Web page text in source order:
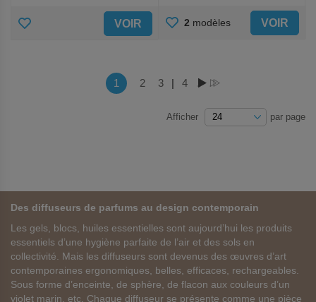
AJOUTER VOIR AJOUTER
2 modèles VOIR
PageVous lisez actuellement la page
1 Page
2 Page
3 | Page
4
Afficher par page
Des diffuseurs de parfums au design contemporain
Les gels, blocs, huiles essentielles sont aujourd’hui les produits
essentiels d’une hygiène parfaite de l’air et des sols en
collectivité. Mais les diffuseurs sont devenus des œuvres d’art
contemporaines ergonomiques, belles, efficaces, rechargeables.
Sous forme d’enceinte, de sphère, de flacon aux couleurs d’un
violet marin, etc. Chaque diffuseur se présente comme une pièce